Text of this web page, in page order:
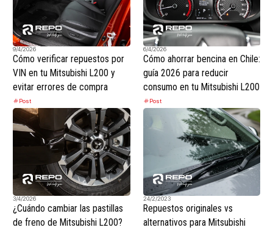
9/4/2026
Cómo verificar repuestos por
VIN en tu Mitsubishi L200 y
evitar errores de compra
Post
6/4/2026
Cómo ahorrar bencina en Chile:
guía 2026 para reducir
consumo en tu Mitsubishi L200
Post
3/4/2026
¿Cuándo cambiar las pastillas
de freno de Mitsubishi L200?
24/2/2023
Repuestos originales vs
alternativos para Mitsubishi